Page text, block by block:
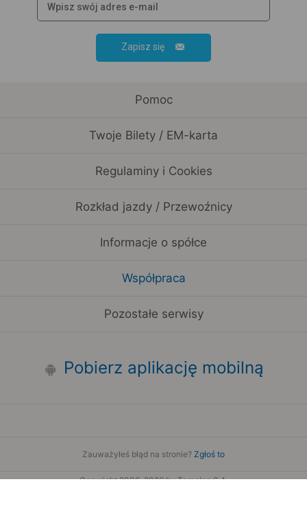
Zapisz się
Pomoc
Twoje Bilety / EM-karta
Regulaminy i Cookies
Rozkład jazdy / Przewoźnicy
Informacje o spółce
Współpraca
Pozostałe serwisy
Pobierz aplikację mobilną
Zauważyłeś błąd na stronie? Zgłoś to
Copyright 2006-2026 by Teroplan S.A.